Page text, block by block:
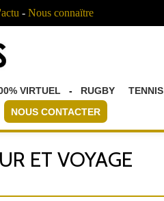
- Nous connaïtre
VIRTUEL - RUGBY TENNIS
NOUS CONTACTER
ET VOYAGE